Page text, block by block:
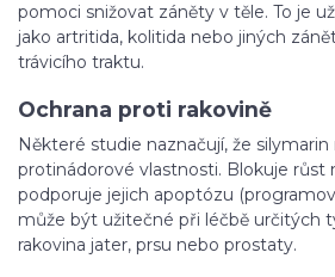
pomoci snižovat záněty v těle. To je
jako artritida, kolitida nebo jiných
trávicího traktu.
Ochrana proti rakovině
Některé studie naznačují, že
protinádorové vlastnosti. Blokuje růst
podporuje jejich apoptózu
může být užitečné při léčbě určitých
rakovina jater, prsu nebo prostaty.